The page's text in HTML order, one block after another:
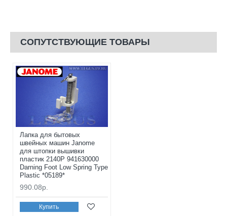
СОПУТСТВУЮЩИЕ ТОВАРЫ
Лапка для бытовых
швейных машин Janome
для штопки вышивки
пластик 2140P 941630000
Darning Foot Low Spring Type
Plastic *05189*
990.08р.
Купить